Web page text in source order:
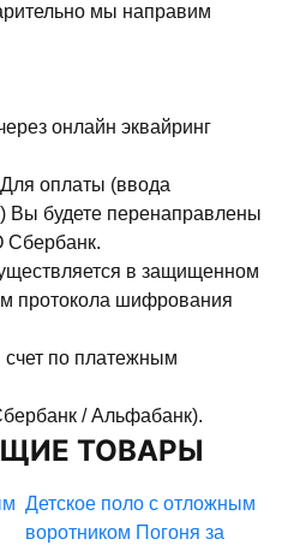
мы направим
онлайн эквайринг
оплаты (ввода
Вы будете перенаправлены
в защищенном
протокола шифрования
по платежным
/ Альфабанк).
ТОВАРЫ
Детское поло с отложным
воротником Погоня за